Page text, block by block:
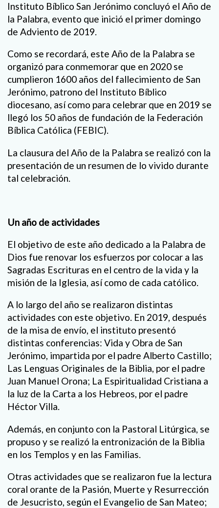
Instituto Bíblico San Jerónimo concluyó el Año de
la Palabra, evento que inició el primer domingo
de Adviento de 2019.
Como se recordará, este Año de la Palabra se
organizó para conmemorar que en 2020 se
cumplieron 1600 años del fallecimiento de San
Jerónimo, patrono del Instituto Bíblico
diocesano, así como para celebrar que en 2019 se
llegó los 50 años de fundación de la Federación
Bíblica Católica (FEBIC).
La clausura del Año de la Palabra se realizó con la
presentación de un resumen de lo vivido durante
tal celebración.
Un año de actividades
El objetivo de este año dedicado a la Palabra de
Dios fue renovar los esfuerzos por colocar a las
Sagradas Escrituras en el centro de la vida y la
misión de la Iglesia, así como de cada católico.
A lo largo del año se realizaron distintas
actividades con este objetivo. En 2019, después
de la misa de envío, el instituto presentó
distintas conferencias: Vida y Obra de San
Jerónimo, impartida por el padre Alberto Castillo;
Las Lenguas Originales de la Biblia, por el padre
Juan Manuel Orona; La Espiritualidad Cristiana a
la luz de la Carta a los Hebreos, por el padre
Héctor Villa.
Además, en conjunto con la Pastoral Litúrgica, se
propuso y se realizó la entronización de la Biblia
en los Templos y en las Familias.
Otras actividades que se realizaron fue la lectura
coral orante de la Pasión, Muerte y Resurrección
de Jesucristo, según el Evangelio de San Mateo;